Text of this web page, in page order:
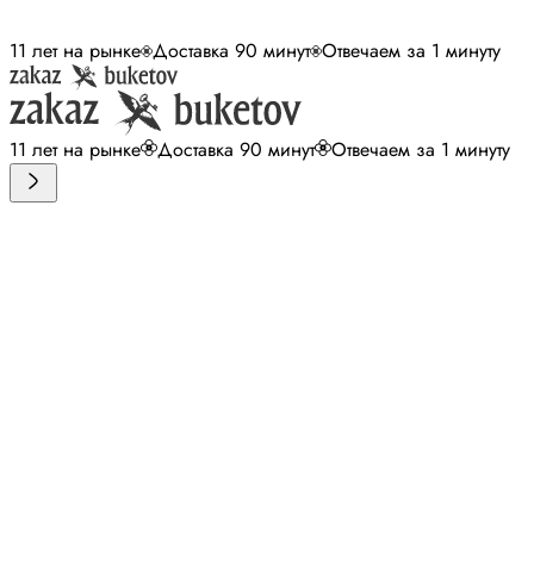
11 лет на рынке Доставка 90 минут Отвечаем за 1 минуту
11 лет на рынке Доставка 90 минут Отвечаем за 1 минуту